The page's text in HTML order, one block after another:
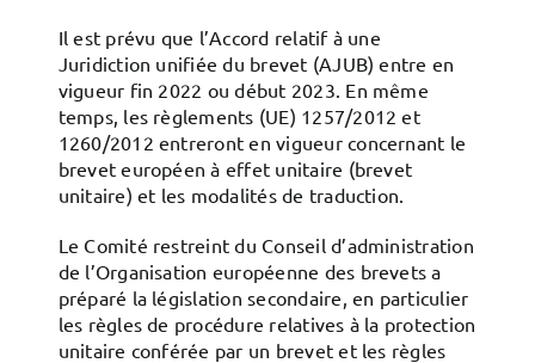
Il est prévu que l’Accord relatif à une
Juridiction unifiée du brevet (AJUB) entre en
vigueur fin 2022 ou début 2023. En même
temps, les règlements (UE) 1257/2012 et
1260/2012 entreront en vigueur concernant le
brevet européen à effet unitaire (brevet
unitaire) et les modalités de traduction.
Le Comité restreint du Conseil d’administration
de l’Organisation européenne des brevets a
préparé la législation secondaire, en particulier
les règles de procédure relatives à la protection
unitaire conférée par un brevet et les règles